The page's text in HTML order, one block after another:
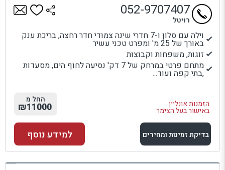
וילה עם סלון ו-7 חדרי שינה צמודי חדר רחצה, בריכת ענק
באורך של 25 מ' ומפרט טכני עשיר
זוגות, משפחות וקבוצות
מתחם פרטי במרחק של 7 דק' נסיעה לחוף הים, מסעדות
,בתי קפה ועוד...
הזמנות אונליין
באישור בעל הצימר
052-9707407
רויטל
החל מ
₪11000
בדיקת זמינות ומחירים
למתחם זה
למידע נוסף